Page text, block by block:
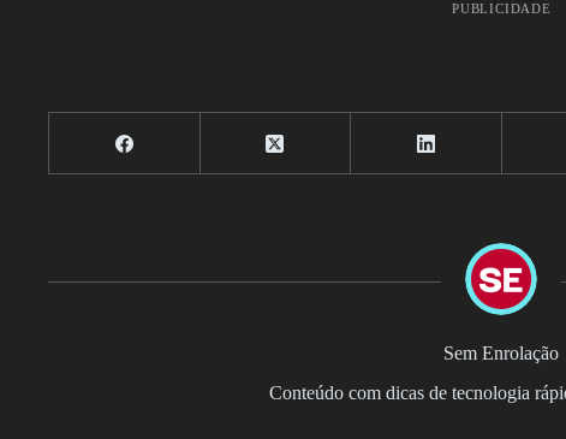
PUBLICIDADE
Sem Enrolação
Conteúdo com dicas de tecnologia